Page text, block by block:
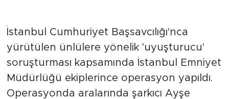
İstanbul Cumhuriyet Başsavcılığı'nca
yürütülen ünlülere yönelik 'uyuşturucu'
soruşturması kapsamında İstanbul Emniyet
Müdürlüğü ekiplerince operasyon yapıldı.
Operasyonda aralarında şarkıcı Ayşe